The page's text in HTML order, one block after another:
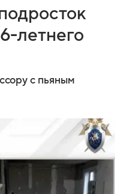
летнего
с пьяным